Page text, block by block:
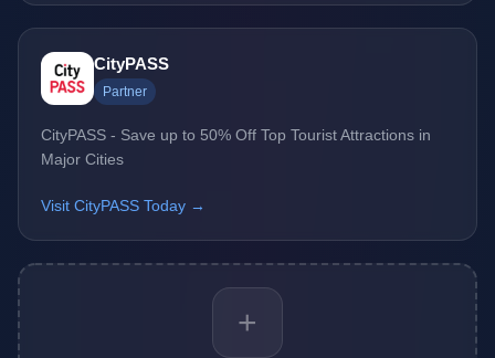
CityPASS
Partner
CityPASS - Save up to 50% Off Top Tourist Attractions in
Major Cities
Visit CityPASS Today →
+